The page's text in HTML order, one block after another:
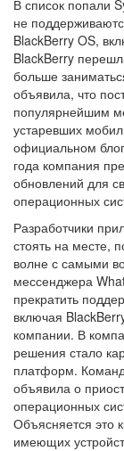
В список попали
не
BlackBerry OS,
BlackBerry
больше
объявила, что
популярнейшим
устаревших
официальном
года компания
обновлений для
операционных
Разработчики
стоять на месте,
волне с самыми
мессенджера
прекратить
включая
компании. В
решения стало
платформ.
объявила о
операционных
Объясняется это
имеющих